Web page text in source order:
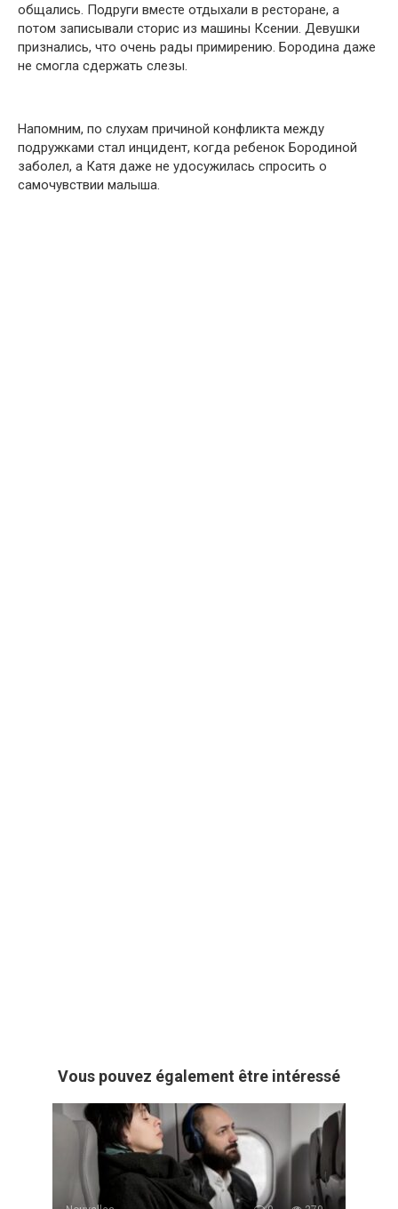
общались. Подруги вместе отдыхали в ресторане, а
потом записывали сторис из машины Ксении. Девушки
признались, что очень рады примирению. Бородина даже
не смогла сдержать слезы.
Напомним, по слухам причиной конфликта между
подружками стал инцидент, когда ребенок Бородиной
заболел, а Катя даже не удосужилась спросить о
самочувствии малыша.
Vous pouvez également être intéressé